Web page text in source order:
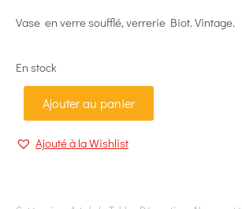
Vase en verre soufflé, verrerie Biot. Vintage.
En stock
Ajouter au panier
Ajouté à la Wishlist